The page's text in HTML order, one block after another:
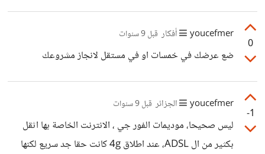
0
youcefmer أفكار قبل 9 سنوات
ضع عرضك في خمسات او في مستقل لانجاز مشروعك
-1
youcefmer الجزائر قبل 9 سنوات
ليس صحيحا، موديمات الفور جي ، الانترنت الخاصة بها اثقل
بكثير من ال ADSL، عند اطلاق 4g كانت حقا جد سريع لكنها